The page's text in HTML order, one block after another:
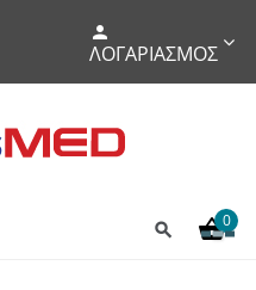
ΛΟΓΑΡΙΑΣΜΌΣ
0